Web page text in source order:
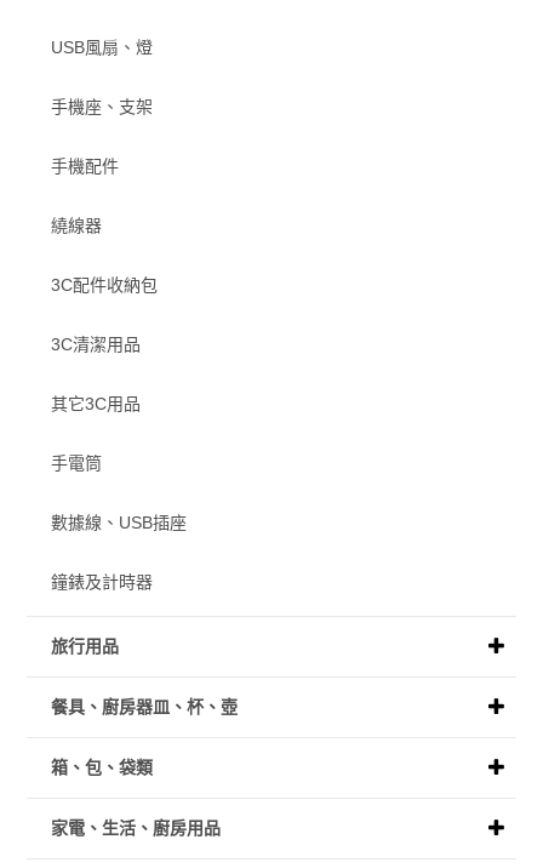
USB風扇、燈
手機座、支架
手機配件
繞線器
3C配件收納包
3C清潔用品
其它3C用品
手電筒
數據線、USB插座
鐘錶及計時器
旅行用品
餐具、廚房器皿、杯、壺
箱、包、袋類
家電、生活、廚房用品